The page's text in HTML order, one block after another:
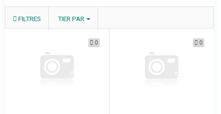
FILTRES TIER PAR
0 0